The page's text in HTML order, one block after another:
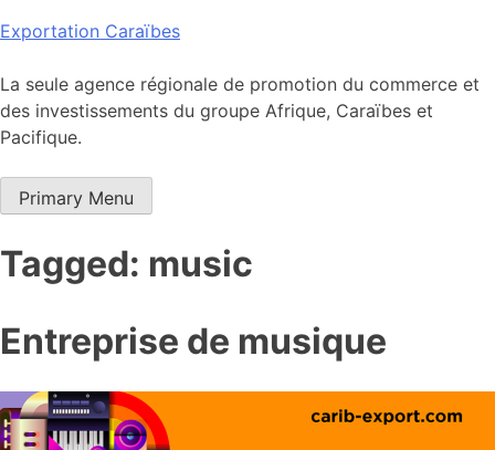
Skip
content
Exportation Caraïbes
La seule agence régionale de promotion du commerce et
des investissements du groupe Afrique, Caraïbes et
Pacifique.
Primary Menu
Tagged: music
Entreprise de musique